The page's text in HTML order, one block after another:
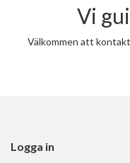
Vi
Välkommen att
Logga in